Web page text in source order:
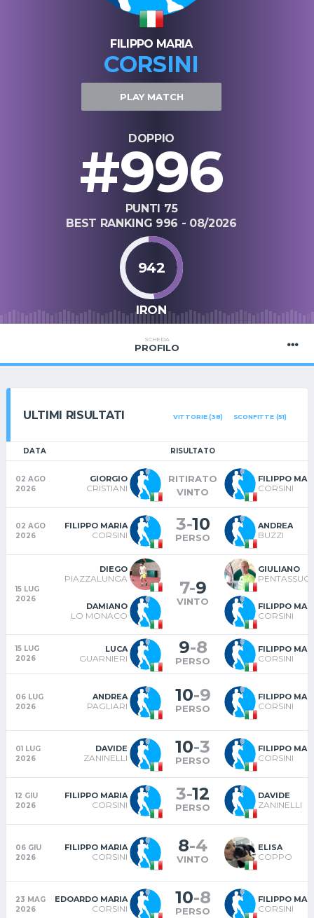
FILIPPO MARIA
CORSINI
PLAY MATCH
DOPPIO
#996
PUNTI 75
BEST RANKING 996 - 08/2026
942
IRON
SCHEDA
PROFILO
ULTIMI RISULTATI VITTORIE (38) SCONFITTE (51)
DATA RISULTATO
02 AGO
2026
GIORGIO
CRISTIANI
RITIRATO
VINTO
FILIPPO
CORSINI
02 AGO
2026
FILIPPO MARIA
CORSINI
3-10
PERSO
ANDREA
BUZZI
15 LUG
2026
DIEGO
PIAZZALUNGA
DAMIANO
LO MONACO
7-9
VINTO
GIULIANO
FILIPPO
CORSINI
15 LUG
2026
LUCA
GUARNIERI
9-8
PERSO
FILIPPO
CORSINI
06 LUG
2026
ANDREA
PAGLIARI
10-9
PERSO
FILIPPO
CORSINI
01 LUG
2026
DAVIDE
ZANINELLI
10-3
PERSO
FILIPPO
CORSINI
12 GIU
2026
FILIPPO MARIA
CORSINI
3-12
PERSO
DAVIDE
ZANINELLI
06 GIU
2026
FILIPPO MARIA
CORSINI
8-4
VINTO
ELISA
COPPO
23 MAG
2026
EDOARDO MARIA
CORSINI
10-8
PERSO
FILIPPO
CORSINI